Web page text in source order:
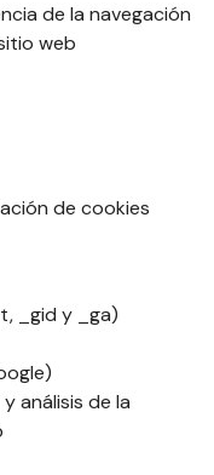
de la navegación
web
de cookies
_gid y _ga)
análisis de la